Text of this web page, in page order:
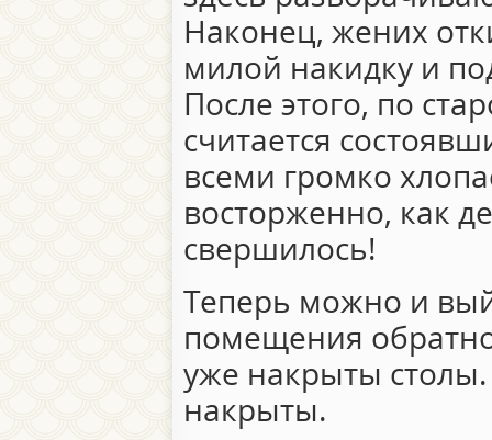
Наконец, жених
милой накидку и
После этого, по
считается
всеми громко
восторженно, как
свершилось!
Теперь можно и
помещения
уже накрыты
накрыты.